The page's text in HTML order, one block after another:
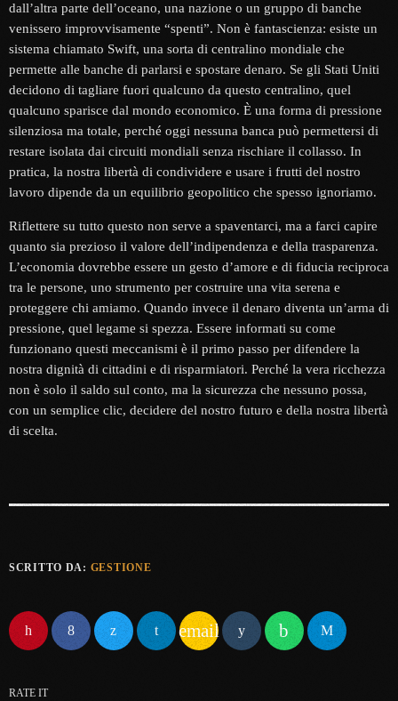
dall’altra parte dell’oceano, una nazione o un gruppo di banche
venissero improvvisamente “spenti”. Non è fantascienza: esiste un
sistema chiamato Swift, una sorta di centralino mondiale che
permette alle banche di parlarsi e spostare denaro. Se gli Stati Uniti
decidono di tagliare fuori qualcuno da questo centralino, quel
qualcuno sparisce dal mondo economico. È una forma di pressione
silenziosa ma totale, perché oggi nessuna banca può permettersi di
restare isolata dai circuiti mondiali senza rischiare il collasso. In
pratica, la nostra libertà di condividere e usare i frutti del nostro
lavoro dipende da un equilibrio geopolitico che spesso ignoriamo.
Riflettere su tutto questo non serve a spaventarci, ma a farci capire
quanto sia prezioso il valore dell’indipendenza e della trasparenza.
L’economia dovrebbe essere un gesto d’amore e di fiducia reciproca
tra le persone, uno strumento per costruire una vita serena e
proteggere chi amiamo. Quando invece il denaro diventa un’arma di
pressione, quel legame si spezza. Essere informati su come
funzionano questi meccanismi è il primo passo per difendere la
nostra dignità di cittadini e di risparmiatori. Perché la vera ricchezza
non è solo il saldo sul conto, ma la sicurezza che nessuno possa,
con un semplice clic, decidere del nostro futuro e della nostra libertà
di scelta.
SCRITTO DA: GESTIONE
email
RATE IT